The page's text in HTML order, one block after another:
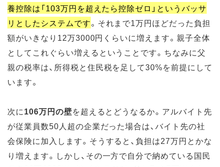
養控除は「103万円を超えたら控除ゼロ」というバッサ
リとしたシステムです。それまで1万円ほどだった負担
額がいきなり12万3000円くらいに増えます。親子全体
としてこれぐらい増えるということです。ちなみに父
親の税率は、所得税と住民税を足して30%を前提にして
います。
次に106万円の壁を超えるとどうなるか。アルバイト先
が従業員数50人超の企業だった場合は、バイト先の社
会保険に加入します。そうすると、負担は27万円とかな
り増えます。しかし、その一方で自分で納めている国民